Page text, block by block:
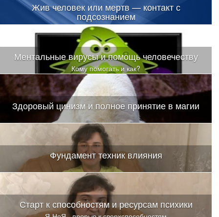
Жив человек или мертв — контакт с
подсознанием
Ментальные вирусы и помощь человечеству
Кому помогать и как?
Здоровый цинизм и полное принятие в магии
Фундамент техник влияния
Старт к способностям и ресурсам психики